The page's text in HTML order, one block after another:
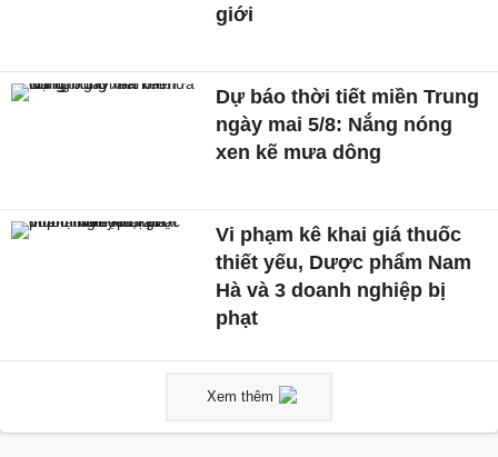
giới
Dự báo thời tiết miền Trung
ngày mai 5/8: Nắng nóng
xen kẽ mưa dông
Vi phạm kê khai giá thuốc
thiết yếu, Dược phẩm Nam
Hà và 3 doanh nghiệp bị
phạt
Xem thêm